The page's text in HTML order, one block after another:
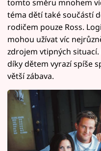
tomto směru mnohem
téma dětí také součástí
rodičem pouze Ross.
mohou užívat víc
zdrojem vtipných
díky dětem vyrazí spíše
větší zábava.